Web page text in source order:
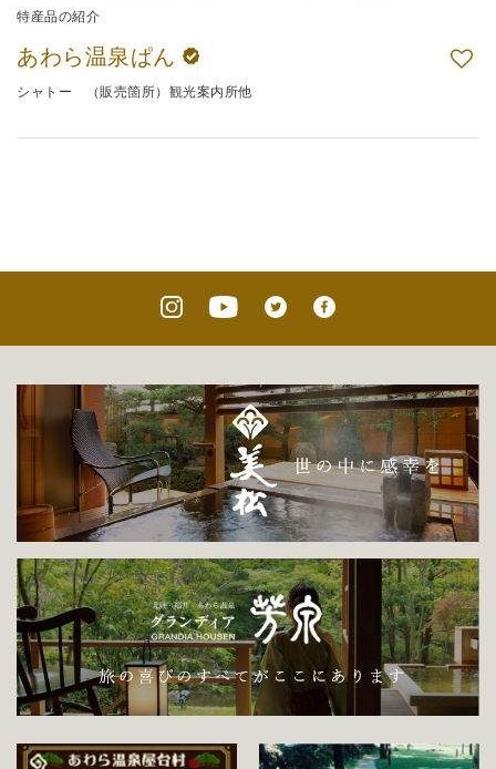
特産品の紹介
あわら温泉ぱん
シャトー （販売箇所）観光案内所他